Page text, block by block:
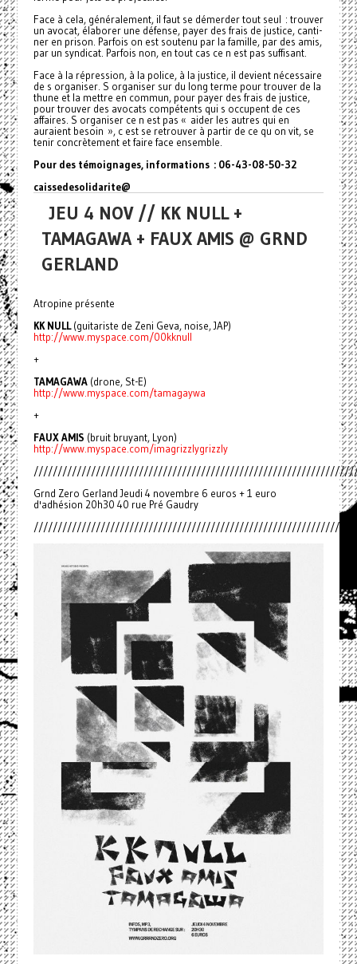
Face à cela, géné­­ra­­le­­ment, il faut se démer­­der tout seul : trou­­ver
un avocat, élaborer une défense, payer des frais de jus­­tice, can­­ti­­
ner en prison. Parfois on est sou­­tenu par la famille, par des amis,
par un syn­­di­­cat. Parfois non, en tout cas ce n est pas suf­­fi­­sant.
Face à la répres­­sion, à la police, à la jus­­tice, il devient néces­­saire
de s orga­­ni­­ser. S orga­­ni­­ser sur du long terme pour trou­­ver de la
thune et la mettre en commun, pour payer des frais de jus­­tice,
pour trou­­ver des avo­­cats com­pé­tents qui s occu­­pent de ces
affai­­res. S orga­­ni­­ser ce n est pas « aider les autres qui en
auraient besoin », c est se retrou­­ver à partir de ce qu on vit, se
tenir concrè­­te­­ment et faire face ensem­­ble.
Pour des témoi­gna­ges, infor­ma­tions : 06-43-08-50-32
cais­se­de­so­li­da­rite@
JEU 4 NOV // KK NULL +
TAMAGAWA + FAUX AMIS @ GRND
GERLAND
Atropine présente
KK NULL(guitariste de Zeni Geva, noise, JAP)
http://www.myspace.com/00kknull
+
TAMAGAWA(drone, St-E)
http://www.myspace.com/tamagaywa
+
FAUX AMIS (bruit bruyant, Lyon)
http://www.myspace.com/imagrizzlygrizzly
Grnd Zero Gerland Jeudi 4 novembre 6 euros + 1 euro
d'adhésion 20h30 40 rue Pré Gaudry